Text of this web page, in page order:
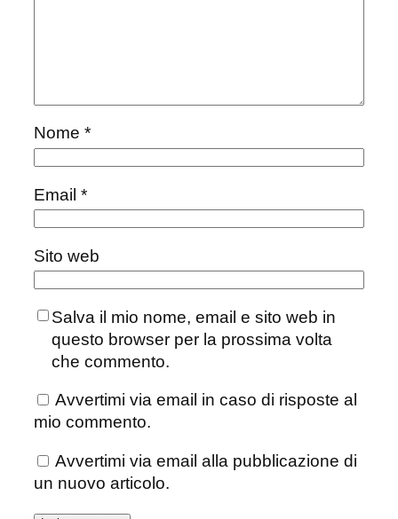
Nome *
Email *
Sito web
Salva il mio nome, email e sito web in
questo browser per la prossima volta
che commento.
Avvertimi via email in caso di risposte al
mio commento.
Avvertimi via email alla pubblicazione di
un nuovo articolo.